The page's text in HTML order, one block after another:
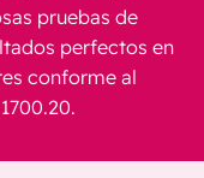
pruebas de
perfectos en
conforme al